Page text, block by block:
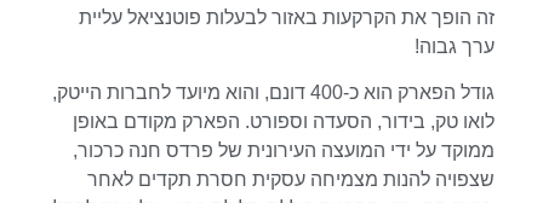
זה הופך את הקרקעות באזור לבעלות פוטנציאל עליית
ערך גבוה!
גודל הפארק הוא כ-400 דונם, והוא מיועד לחברות הייטק,
לואו טק, בידור, הסעדה וספורט. הפארק מקודם באופן
ממוקד על ידי המועצה העירונית של פרדס חנה כרכור,
שצפויה להנות מצמיחה עסקית חסרת תקדים לאחר